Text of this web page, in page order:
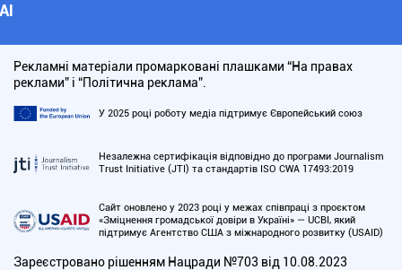
АІ
Рекламні матеріали промарковані плашками “На правах
реклами” і “Політична реклама”.
У 2025 році роботу медіа підтримує Європейський союз
Незалежна сертифікація відповідно до програми Journalism
Trust Initiative (JTI) та стандартів ISO CWA 17493:2019
Сайт оновлено у 2023 році у межах співпраці з проєктом
«Зміцнення громадської довіри в Україні» — UCBI, який
підтримує Агентство США з міжнародного розвитку (USAID)
Зареєстровано рішенням Нацради №703 від 10.08.2023